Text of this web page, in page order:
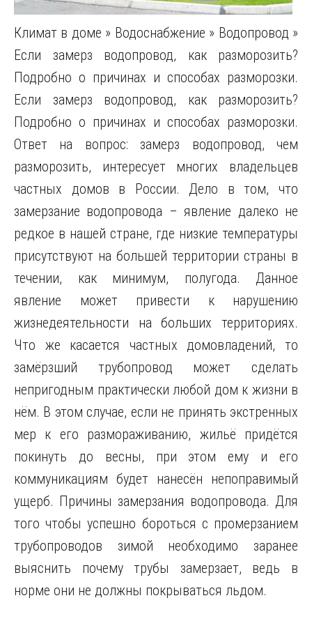
Климат в доме » Водоснабжение » Водопровод »
Если замерз водопровод, как разморозить?
Подробно о причинах и способах разморозки.
Если замерз водопровод, как разморозить?
Подробно о причинах и способах разморозки.
Ответ на вопрос: замерз водопровод, чем
разморозить, интересует многих владельцев
частных домов в России. Дело в том, что
замерзание водопровода – явление далеко не
редкое в нашей стране, где низкие температуры
присутствуют на большей территории страны в
течении, как минимум, полугода. Данное
явление может привести к нарушению
жизнедеятельности на больших территориях.
Что же касается частных домовладений, то
замёрзший трубопровод может сделать
непригодным практически любой дом к жизни в
нём. В этом случае, если не принять экстренных
мер к его размораживанию, жильё придётся
покинуть до весны, при этом ему и его
коммуникациям будет нанесён непоправимый
ущерб. Причины замерзания водопровода. Для
того чтобы успешно бороться с промерзанием
трубопроводов зимой необходимо заранее
выяснить почему трубы замерзает, ведь в
норме они не должны покрываться льдом.